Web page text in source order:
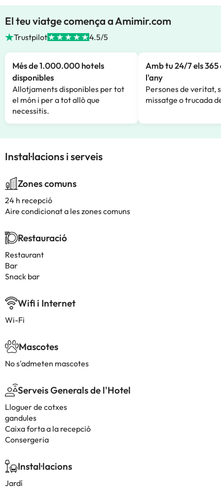
El teu viatge comença a Amimir.com
Trustpilot 4.5/5
Més de 1.000.000 hotels
disponibles
Allotjaments disponibles per tot
el món i per a tot allò que
necessitis.
Amb tu 24/7 els 365
l'any
Persones de veritat,
missatge o trucada
Instal·lacions i serveis
Zones comuns
24 h recepció
Aire condicionat a les zones comuns
Restauració
Restaurant
Bar
Snack bar
Wifi i Internet
Wi-Fi
Mascotes
No s'admeten mascotes
Serveis Generals de l'Hotel
Lloguer de cotxes
gandules
Caixa forta a la recepció
Consergeria
Instal·lacions
Jardí